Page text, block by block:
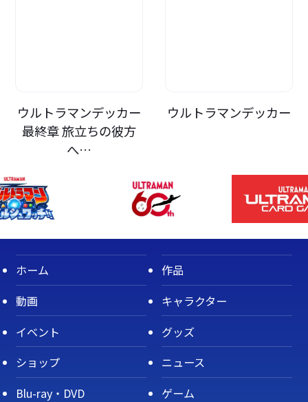
ウルトラマンデッカー
最終章 旅立ちの彼方
へ…
ウルトラマンデッカー
ホーム
作品
動画
キャラクター
イベント
グッズ
ショップ
ニュース
Blu-ray・DVD
ゲーム